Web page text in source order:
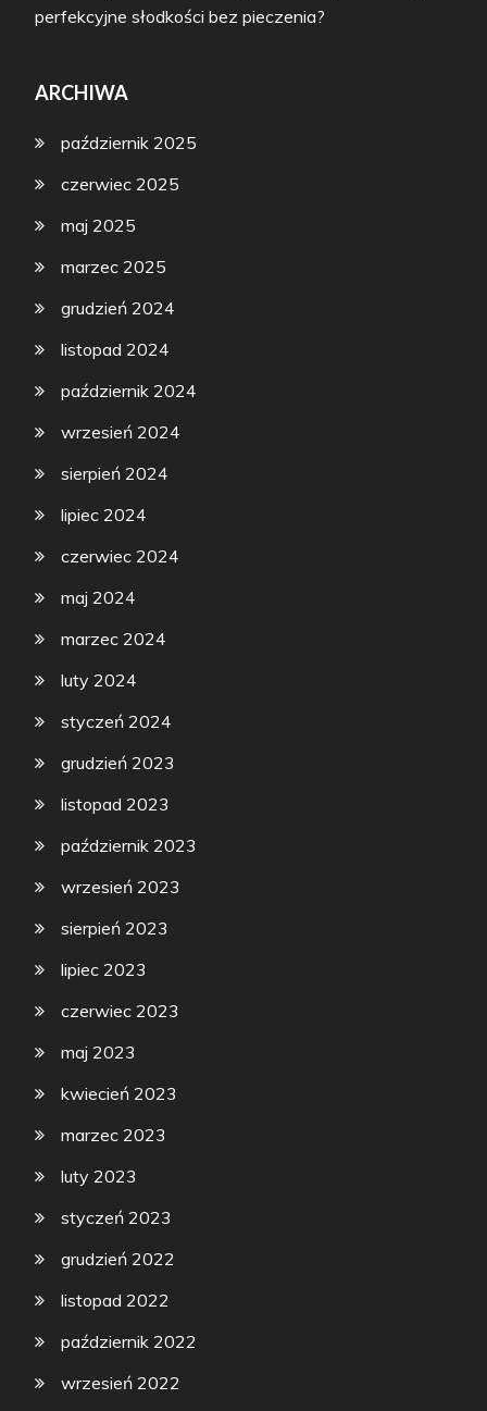
perfekcyjne słodkości bez pieczenia?
ARCHIWA
październik 2025
czerwiec 2025
maj 2025
marzec 2025
grudzień 2024
listopad 2024
październik 2024
wrzesień 2024
sierpień 2024
lipiec 2024
czerwiec 2024
maj 2024
marzec 2024
luty 2024
styczeń 2024
grudzień 2023
listopad 2023
październik 2023
wrzesień 2023
sierpień 2023
lipiec 2023
czerwiec 2023
maj 2023
kwiecień 2023
marzec 2023
luty 2023
styczeń 2023
grudzień 2022
listopad 2022
październik 2022
wrzesień 2022